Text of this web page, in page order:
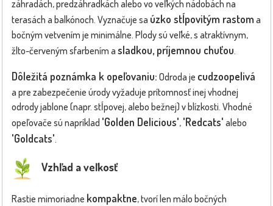
záhradách, predzáhradkách alebo vo veľkých nádobách na
terasách a balkónoch. Vyznačuje sa úzko stĺpovitým rastom a
bočným vetvením je minimálne. Plody sú veľké, s atraktívnym,
žlto-červeným sfarbením a sladkou, príjemnou chuťou.
Dôležitá poznámka k opeľovaniu: Odroda je cudzoopelivá
a pre zabezpečenie úrody vyžaduje prítomnosť inej vhodnej
odrody jablone (napr. stĺpovej, alebo bežnej) v blízkosti. Vhodné
opeľovače sú napríklad 'Golden Delicious', 'Redcats' alebo
'Goldcats'.
Vzhľad a veľkosť
Rastie mimoriadne kompaktne, tvorí len málo bočných